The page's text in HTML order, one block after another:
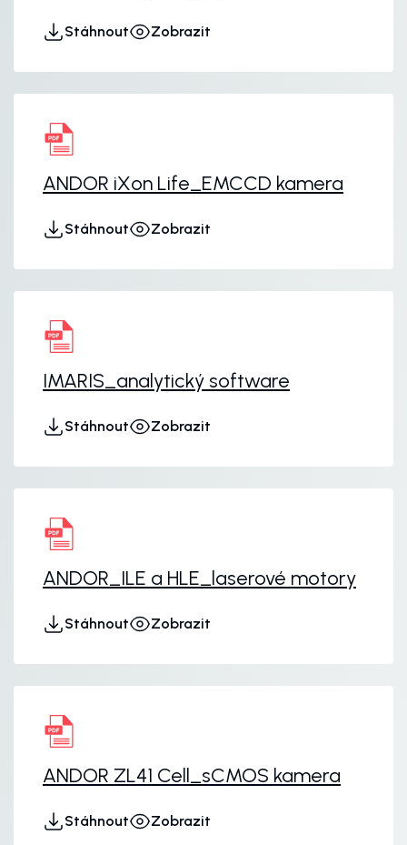
Stáhnout Zobrazit
ANDOR iXon Life_EMCCD kamera
Stáhnout Zobrazit
IMARIS_analytický software
Stáhnout Zobrazit
ANDOR_ILE a HLE_laserové motory
Stáhnout Zobrazit
ANDOR ZL41 Cell_sCMOS kamera
Stáhnout Zobrazit